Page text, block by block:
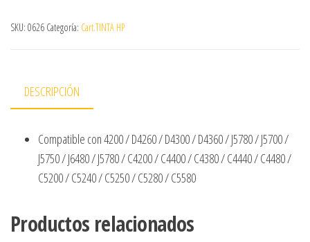
SKU: 0626 Categoría: Cart.TINTA HP
DESCRIPCIÓN
Compatible con 4200 / D4260 / D4300 / D4360 / J5780 / J5700 /
J5750 / J6480 / J5780 / C4200 / C4400 / C4380 / C4440 / C4480 /
C5200 / C5240 / C5250 / C5280 / C5580
Productos relacionados